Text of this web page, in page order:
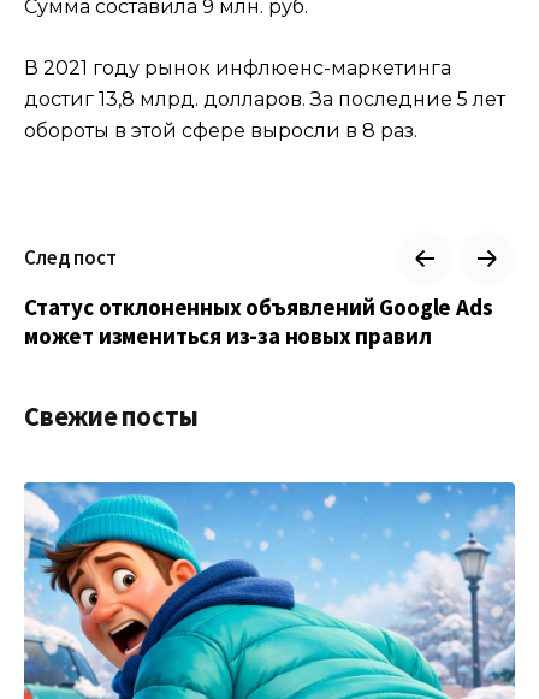
Сумма составила 9 млн. руб.
В 2021 году рынок инфлюенс-маркетинга
достиг 13,8 млрд. долларов. За последние 5 лет
обороты в этой сфере выросли в 8 раз.
След пост
Статус отклоненных объявлений Google Ads
может измениться из-за новых правил
Свежие посты